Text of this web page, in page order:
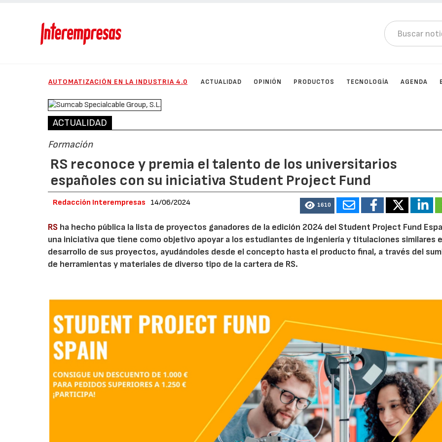
AUTOMATIZACIÓN EN LA INDUSTRIA 4.0 ACTUALIDAD OPINIÓN PRODUCTOS TECNOLOGÍA AGENDA
ACTUALIDAD
Formación
RS reconoce y premia el talento de los universitarios
españoles con su iniciativa Student Project Fund
Redacción Interempresas 14/06/2024 1610
RS ha hecho pública la lista de proyectos ganadores de la edición 2024 del Student Project Fund
una iniciativa que tiene como objetivo apoyar a los estudiantes de ingeniería y titulaciones similares
desarrollo de sus proyectos, ayudándoles desde el concepto hasta el producto final, a través del
de herramientas y materiales de diverso tipo de la cartera de RS.
AF26_IFM AF26_IFM